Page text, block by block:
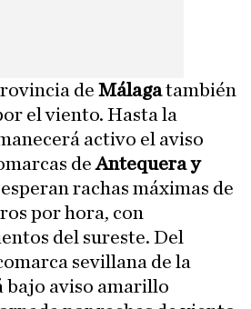
de Málagatambién
el viento. Hasta la
activo el aviso
deAntequera y
rachas máximas de
por hora, con
del sureste. Del
sevillana de la
bajo aviso amarillo